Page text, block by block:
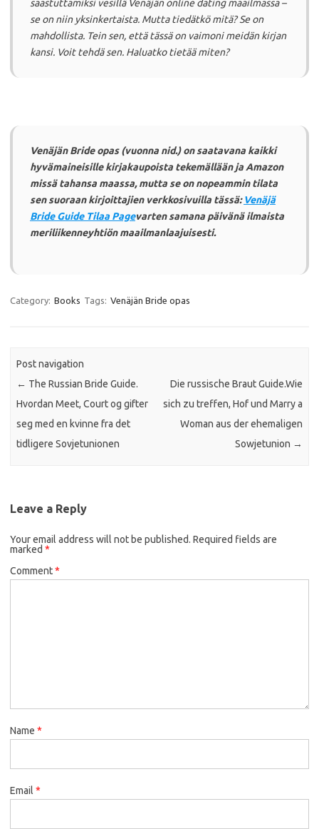
saastuttamiksi vesillä Venäjän online dating maailmassa –
se on niin yksinkertaista. Mutta tiedätkö mitä? Se on
mahdollista. Tein sen, että tässäon vaimoni meidän kirjan
kansi. Voit tehdä sen. Haluatko tietää miten?
Venäjän Bride opas (vuonna nid.) on saatavana kaikki
hyvämaineisille kirjakaupoista tekemällään ja Amazon
missä tahansa maassa, mutta se on nopeammin tilata
sen suoraan kirjoittajien verkkosivuilla tässä:Venäjä
Bride Guide Tilaa Pagevarten samana päivänä ilmaista
meriliikenneyhtiön maailmanlaajuisesti.
Category: Books Tags: Venäjän Bride opas
Post navigation
← The Russian Bride Guide.
Hvordan Meet, Court og gifter
seg med en kvinne fra det
tidligere Sovjetunionen
Die russische Braut Guide.Wie
sich zu treffen, Hof und Marry a
Woman aus der ehemaligen
Sowjetunion →
Leave a Reply
Your email address will not be published. Required fields are
marked *
Comment*
Name *
Email *